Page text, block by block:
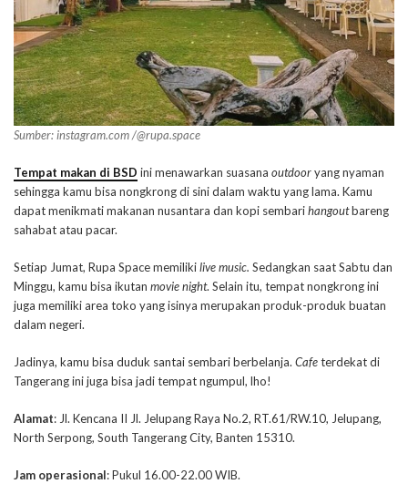
Sumber: instagram.com /@rupa.space
Tempat makan di BSD ini menawarkan suasana outdooryang nyaman
sehingga kamu bisa nongkrong di sini dalam waktu yang lama. Kamu
dapat menikmati makanan nusantara dan kopi sembarihangoutbareng
sahabat atau pacar.
Setiap Jumat, Rupa Space memilikilive music. Sedangkan saat Sabtu dan
Minggu, kamu bisa ikutan movie night. Selain itu, tempat nongkrong ini
juga memiliki area toko yang isinya merupakan produk-produk buatan
dalam negeri.
Jadinya, kamu bisa duduk santai sembari berbelanja. Cafeterdekat di
Tangerang ini juga bisa jadi tempat ngumpul, lho!
Alamat: Jl. Kencana II Jl. Jelupang Raya No.2, RT.61/RW.10, Jelupang,
North Serpong, South Tangerang City, Banten 15310.
Jam operasional: Pukul 16.00-22.00 WIB.